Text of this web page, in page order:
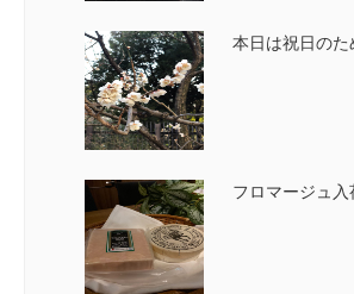
本日は祝日の
フロマージュ入